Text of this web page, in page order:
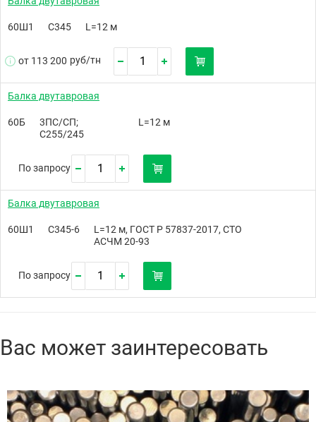
60Ш1 С345 L=12 м
от 113 200 руб/тн
Балка двутавровая
60Б
3ПС/СП;
С255/245
L=12 м
По запросу
Балка двутавровая
60Ш1 С345-6
L=12 м, ГОСТ Р 57837-2017, СТО
АСЧМ 20-93
По запросу
Вас может заинтересовать